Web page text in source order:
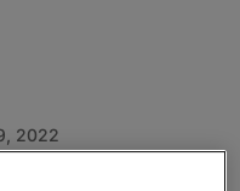
2022